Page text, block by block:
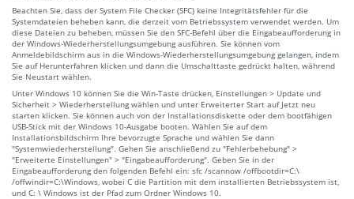
Beachten Sie, dass der System File Checker (SFC) keine Integritätsfehler für die
Systemdateien beheben kann, die derzeit vom Betriebssystem verwendet werden. Um
diese Dateien zu beheben, müssen Sie den SFC-Befehl über die Eingabeaufforderung in
der Windows-Wiederherstellungsumgebung ausführen. Sie können vom
Anmeldebildschirm aus in die Windows-Wiederherstellungsumgebung gelangen, indem
Sie auf Herunterfahren klicken und dann die Umschalttaste gedrückt halten, während
Sie Neustart wählen.
Unter Windows 10 können Sie die Win-Taste drücken, Einstellungen > Update und
Sicherheit > Wiederherstellung wählen und unter Erweiterter Start auf Jetzt neu
starten klicken. Sie können auch von der Installationsdiskette oder dem bootfähigen
USB-Stick mit der Windows 10-Ausgabe booten. Wählen Sie auf dem
Installationsbildschirm Ihre bevorzugte Sprache und wählen Sie dann
"Systemwiederherstellung". Gehen Sie anschließend zu "Fehlerbehebung" >
"Erweiterte Einstellungen" > "Eingabeaufforderung". Geben Sie in der
Eingabeaufforderung den folgenden Befehl ein: sfc /scannow /offbootdir=C:\
/offwindir=C:\Windows, wobei C die Partition mit dem installierten Betriebssystem ist,
und C: \ Windows ist der Pfad zum Ordner Windows 10.